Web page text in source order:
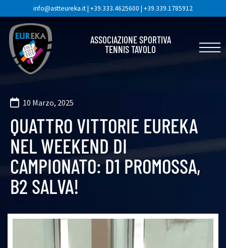
info@astteureka.it| +39.333.4625600 | +39.339.1785912
ASSOCIAZIONE SPORTIVA
TENNIS TAVOLO
10 Marzo, 2025
QUATTRO VITTORIE EUREKA
NEL WEEKEND DI
CAMPIONATO: D1 PROMOSSA,
B2 SALVA!